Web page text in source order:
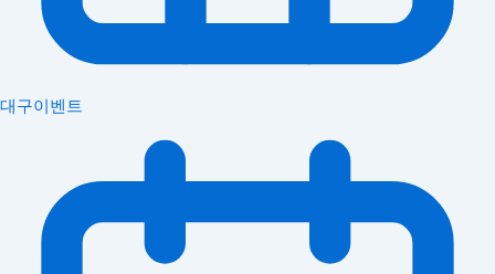
대구이벤트